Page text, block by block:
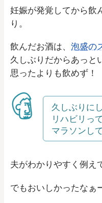
妊娠が発覚してから飲
り。
飲んだお酒は、 泡盛の
久しぶりだからあっと
思ったよりも飲めず！
久しぶりに
リハビリっ
マラソンし
夫がわかりやすく例え
でもおいしかったなぁ